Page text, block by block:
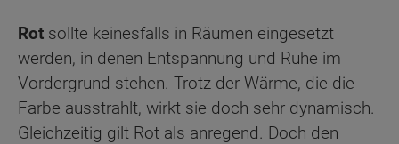
Rot sollte keinesfalls in Räumen eingesetzt
werden, in denen Entspannung und Ruhe im
Vordergrund stehen. Trotz der Wärme, die die
Farbe ausstrahlt, wirkt sie doch sehr dynamisch.
Gleichzeitig gilt Rot als anregend. Doch den